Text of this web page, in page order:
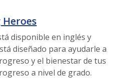
disponible en inglés y
diseñado para ayudarle a
y el bienestar de tus
a nivel de grado.